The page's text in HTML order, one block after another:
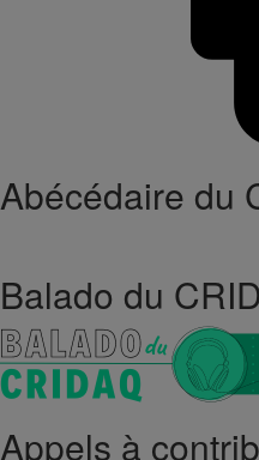
Abécédaire du
Balado du
Appels à